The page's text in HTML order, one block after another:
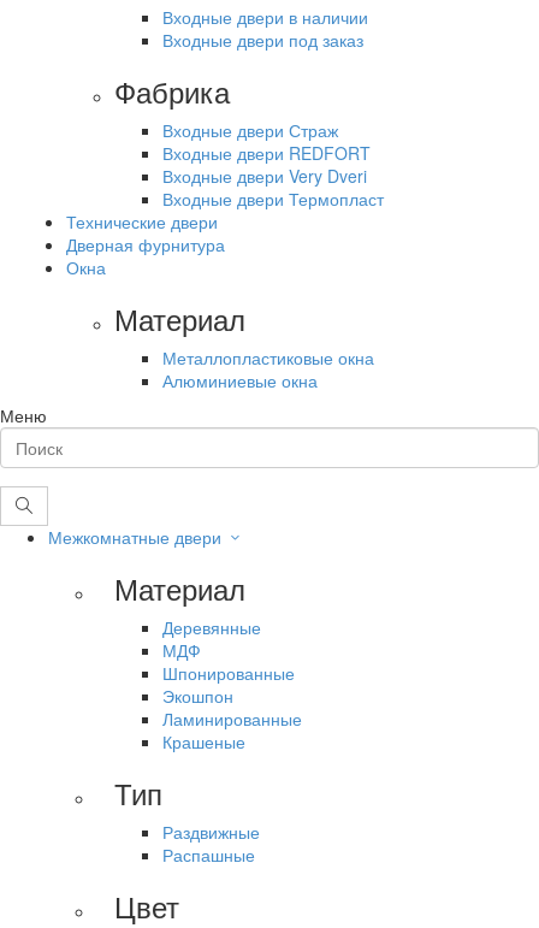
Входные двери в наличии
Входные двери под заказ
Фабрика
Входные двери Страж
Входные двери REDFORT
Входные двери Very Dveri
Входные двери Термопласт
Технические двери
Дверная фурнитура
Окна
Материал
Металлопластиковые окна
Алюминиевые окна
Меню
Межкомнатные двери
Материал
Деревянные
МДФ
Шпонированные
Экошпон
Ламинированные
Крашеные
Тип
Раздвижные
Распашные
Цвет